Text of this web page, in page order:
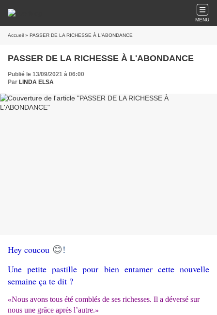
MENU
Accueil » PASSER DE LA RICHESSE À L'ABONDANCE
PASSER DE LA RICHESSE À L'ABONDANCE
Publié le 13/09/2021 à 06:00
Par LINDA ELSA
Hey coucou 😊!
Une petite pastille pour bien entamer cette nouvelle
semaine ça te dit ?
«Nous avons tous été comblés de ses richesses. Il a déversé sur
nous une grâce après l’autre.»